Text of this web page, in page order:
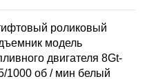
роликовый
модель
двигателя 8Gt-
1000 об / мин белый